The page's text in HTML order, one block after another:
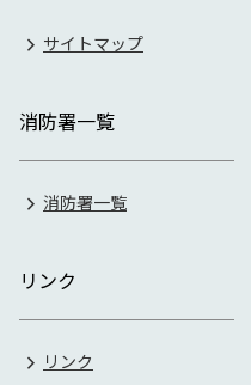
サイトマップ
消防署一覧
消防署一覧
リンク
リンク